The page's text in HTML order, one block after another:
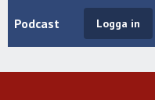
Podcast Logga in